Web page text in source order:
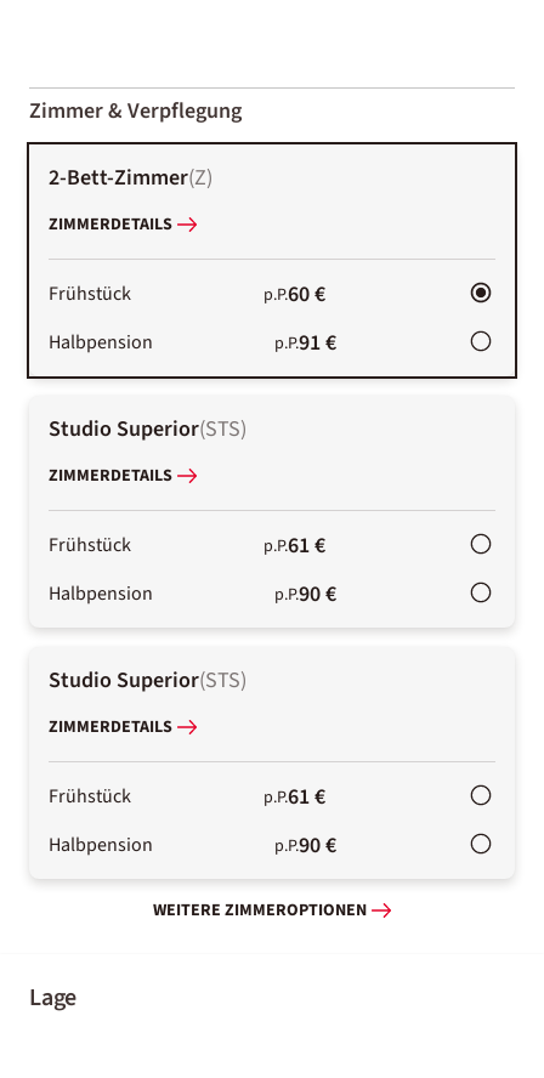
01-02
Zimmer & Verpflegung
2-Bett-Zimmer(Z)
ZIMMERDETAILS
Frühstück p.P.60 €
Halbpension p.P.91 €
Studio Superior(STS)
ZIMMERDETAILS
Frühstück p.P.61 €
Halbpension p.P.90 €
Studio Superior(STS)
ZIMMERDETAILS
Frühstück p.P.61 €
Halbpension p.P.90 €
WEITERE ZIMMEROPTIONEN
Lage